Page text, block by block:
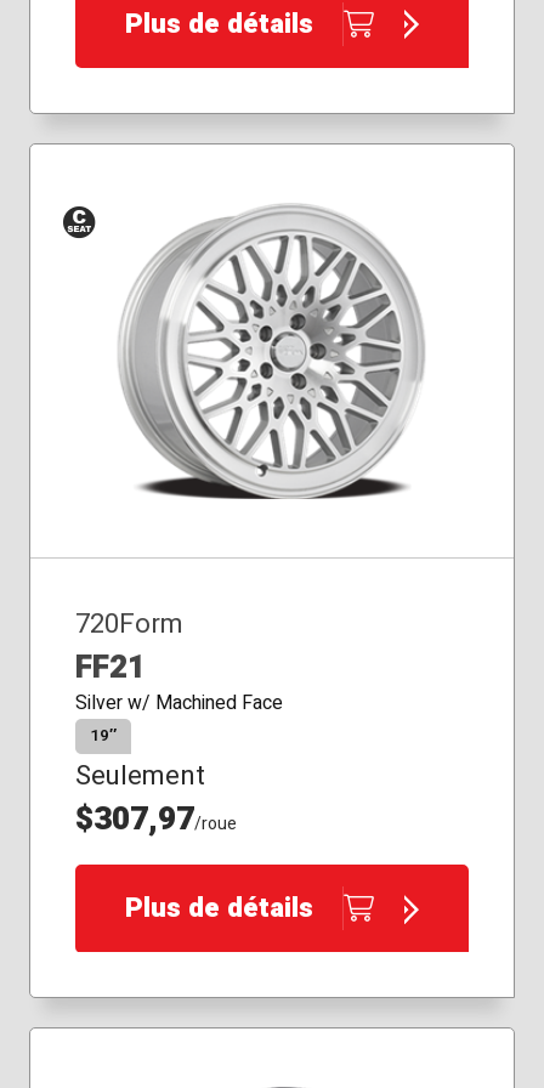
Plus de détails
Siège
conique
720Form
FF21
Silver w/ Machined Face
19″
Seulement
$307,97/roue
Plus de détails